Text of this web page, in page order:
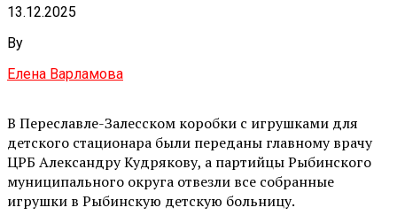
13.12.2025
By
Елена Варламова
В Переславле-Залесском коробки с игрушками для
детского стационара были переданы главному врачу
ЦРБ Александру Кудрякову, а партийцы Рыбинского
муниципального округа отвезли все собранные
игрушки в Рыбинскую детскую больницу.